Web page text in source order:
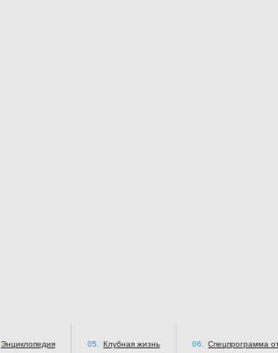
Энциклопедия 05. Клубная жизнь 06. Спецпрограмма